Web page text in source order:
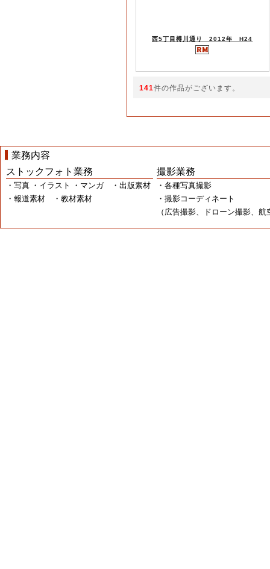
西5丁目樽川通り 2012年 H24
141件の作品がございます。
業務内容
ストックフォト業務
・写真 ・イラスト ・マンガ ・出版素材
・報道素材 ・教材素材
撮影業務
・各種写真撮影
・撮影コーディネート
（広告撮影、ドローン撮影、航